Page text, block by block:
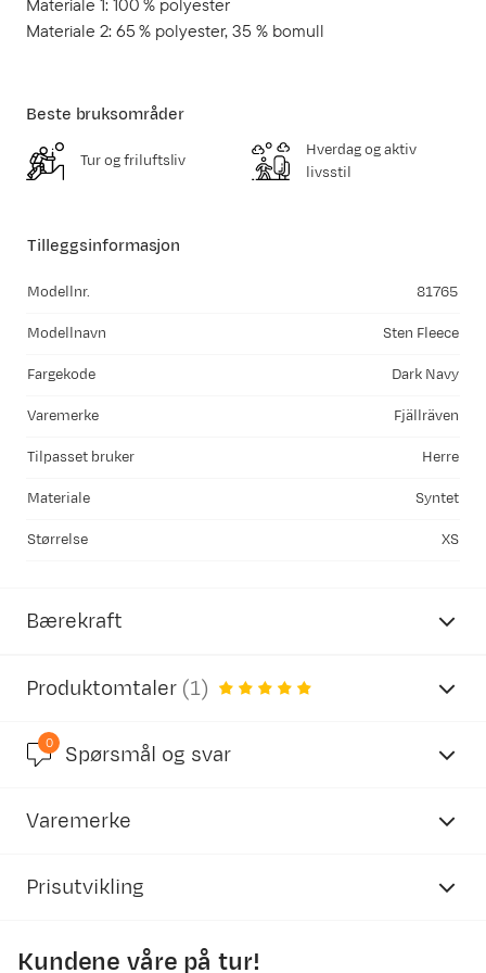
Materiale 1: 100 % polyester
Materiale 2: 65 % polyester, 35 % bomull
Tilleggsinformasjon
Modellnr. 81765
Modellnavn Sten Fleece
Fargekode Dark Navy
Varemerke Fjällräven
Tilpasset bruker Herre
Materiale Syntet
Størrelse XS
Beste bruksområder
Tur og friluftsliv
Hverdag og aktiv
livsstil
Bærekraft
Inneholder resirkulerte materialer
Produktomtaler (1)
5.0
Tommy N
0 Spørsmål og svar
Varemerke
Prisutvikling
Kundene våre på tur!